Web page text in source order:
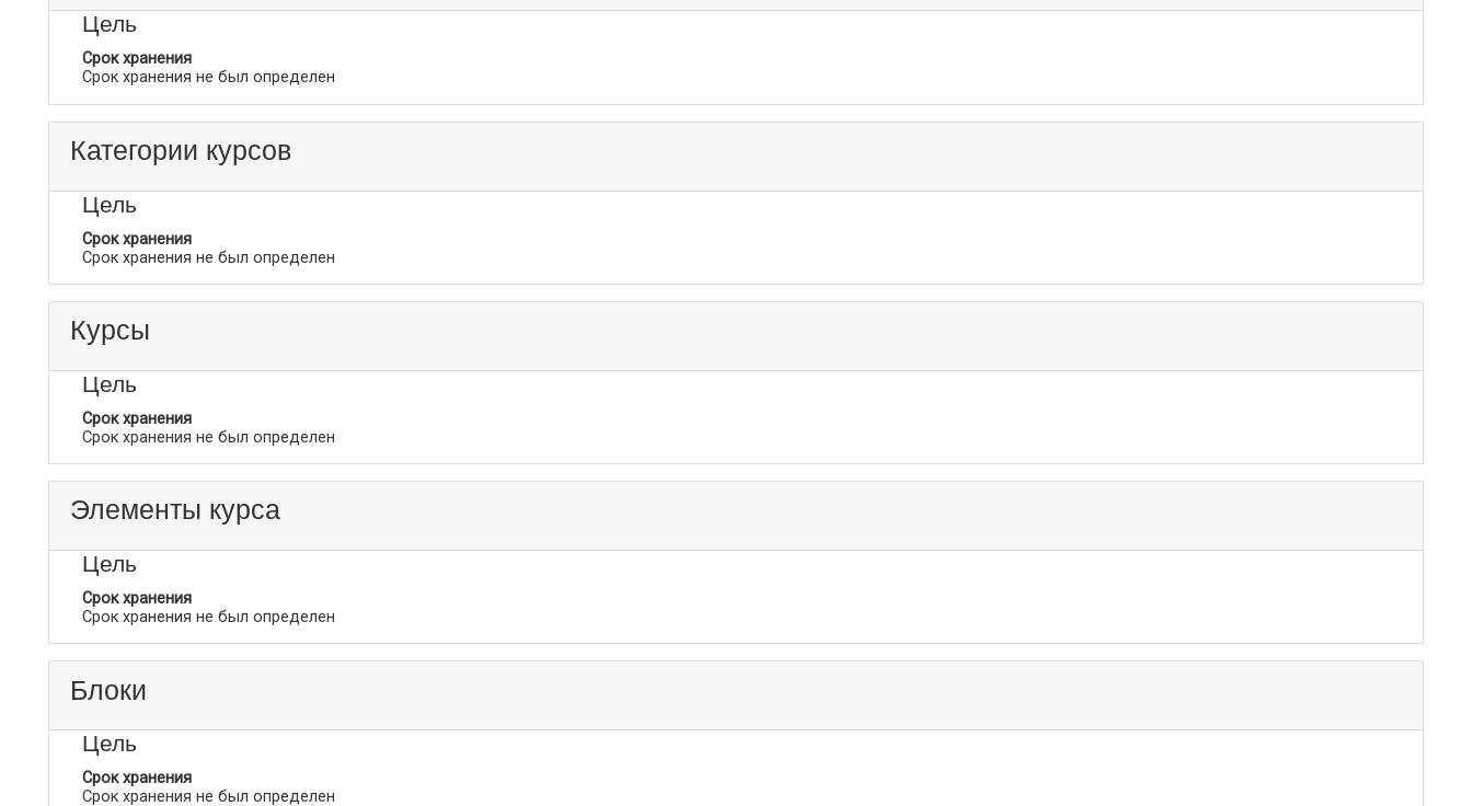
Цель
Срок хранения
Срок хранения не был определен
Категории курсов
Цель
Срок хранения
Срок хранения не был определен
Курсы
Цель
Срок хранения
Срок хранения не был определен
Элементы курса
Цель
Срок хранения
Срок хранения не был определен
Блоки
Цель
Срок хранения
Срок хранения не был определен